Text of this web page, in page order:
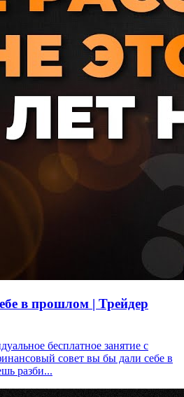
в прошлом | Трейдер
бесплатное занятие с
совет вы бы дали себе в
разби...